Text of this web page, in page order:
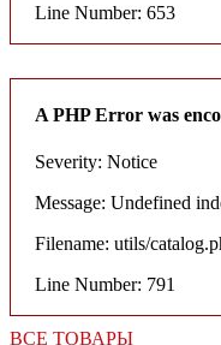
Line Number: 653
A PHP Error was
Severity: Notice
Message: Undefined
Filename: utils/
Line Number: 791
ВСЕ ТОВАРЫ